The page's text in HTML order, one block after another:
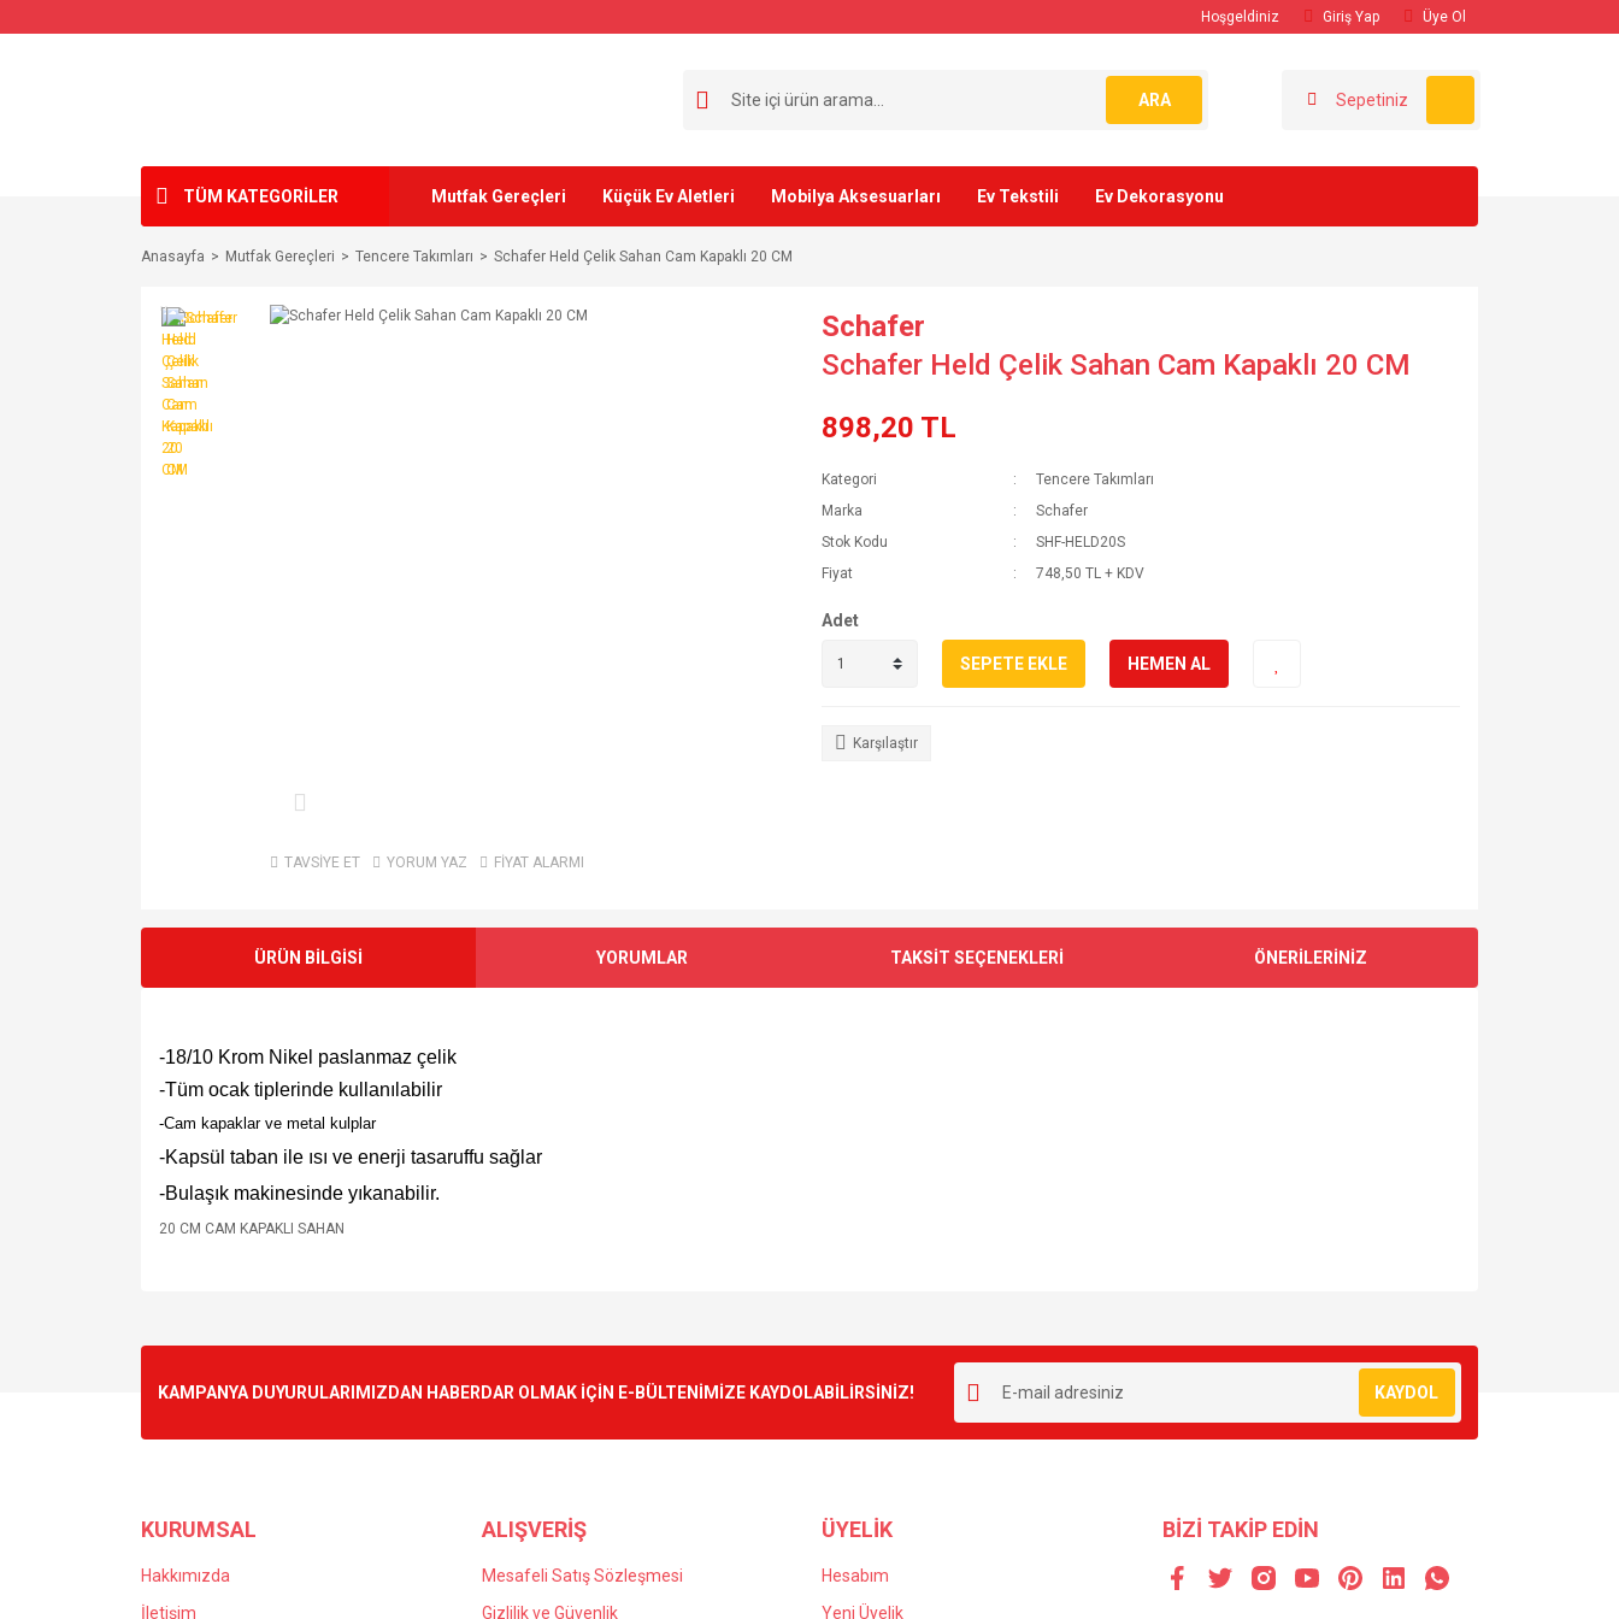
Hoşgeldiniz Giriş Yap Üye Ol
ARA Sepetiniz
TÜM KATEGORİLER Mutfak Gereçleri Küçük Ev Aletleri Mobilya Aksesuarları Ev Tekstili Ev Dekorasyonu
Anasayfa Mutfak Gereçleri Tencere Takımları Schafer Held Çelik Sahan Cam Kapaklı 20 CM
TAVSİYE ET YORUM YAZ FİYAT ALARMI
Schafer
Schafer Held Çelik Sahan Cam Kapaklı 20 CM
898,20 TL
Kategori
Tencere Takımları
Marka
Schafer
Stok Kodu
SHF-HELD20S
Fiyat
748,50 TL + KDV
Adet
SEPETE EKLE HEMEN AL
Karşılaştır
ÜRÜN BİLGİSİ YORUMLAR TAKSİT SEÇENEKLERİ ÖNERİLERİNİZ
-18/10 Krom Nikel paslanmaz çelik
-Tüm ocak tiplerinde kullanılabilir
-Cam kapaklar ve metal kulplar
-Kapsül taban ile ısı ve enerji tasaruffu sağlar
-Bulaşık makinesinde yıkanabilir.
20 CM CAM KAPAKLI SAHAN
Ürün resmi kalitesiz, bozuk veya görüntülenemiyor.
Bu ürüne benzer farklı alternatifler olmalı.
KAMPANYA DUYURULARIMIZDAN HABERDAR OLMAK İÇİN E-BÜLTENİMİZE KAYDOLABİLİRSİNİZ! KAYDOL
KURUMSAL
Hakkımızda
İletişim
ALIŞVERİŞ
Mesafeli Satış Sözleşmesi
Gizlilik ve Güvenlik
ÜYELİK
Hesabım
Yeni Üyelik
BİZİ TAKİP EDİN